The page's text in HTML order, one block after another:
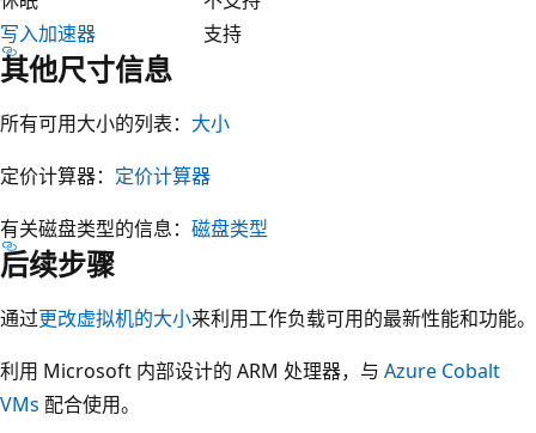
写入加速器
支持
其他尺寸信息
所有可用大小的列表： 大小
定价计算器： 定价计算器
有关磁盘类型的信息： 磁盘类型
后续步骤
通过更改虚拟机的大小来利用工作负载可用的最新性能和功能。
利用 Microsoft 内部设计的 ARM 处理器，与 Azure Cobalt
VMs 配合使用。